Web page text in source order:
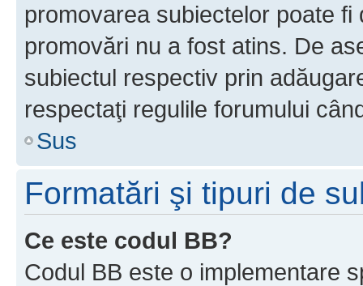
promovarea subiectelor poate
promovări nu a fost atins. De
subiectul respectiv prin
respectaţi regulile forumului
Sus
Formatări şi tipuri de
Ce este codul BB?
Codul BB este o implementare